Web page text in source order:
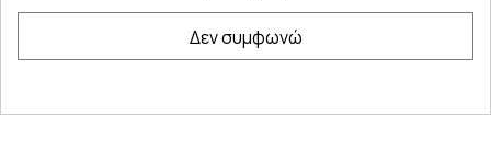
© Copyright 2024 PELINA. All rights reserved.
Δεν συμφωνώ